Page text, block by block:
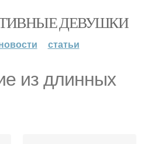
ДЕВУШКИ
статьи
из длинных